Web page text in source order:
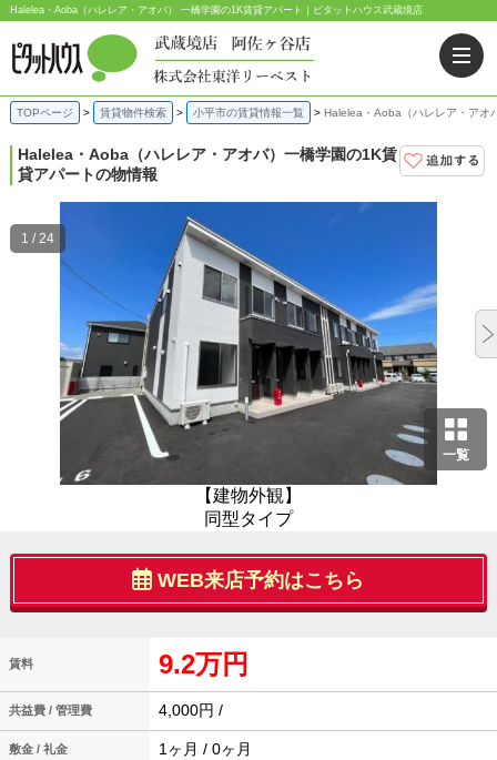
Halelea・Aoba（ハレレア・アオバ） 一橋学園の1K賃貸アパート｜ピタットハウス武蔵境店
TOPページ 賃貸物件検索 小平市の賃貸情報一覧 Halelea・Aoba（ハレレア・アオ
Halelea・Aoba（ハレレア・アオバ） 一橋学園の1K賃
貸アパートの物情報
一覧
【建物外観】
同型タイプ
1 / 24
WEB来店予約はこちら
賃料 9.2万円
共益費 / 管理費 4,000円 /
敷金 / 礼金 1ヶ月 / 0ヶ月